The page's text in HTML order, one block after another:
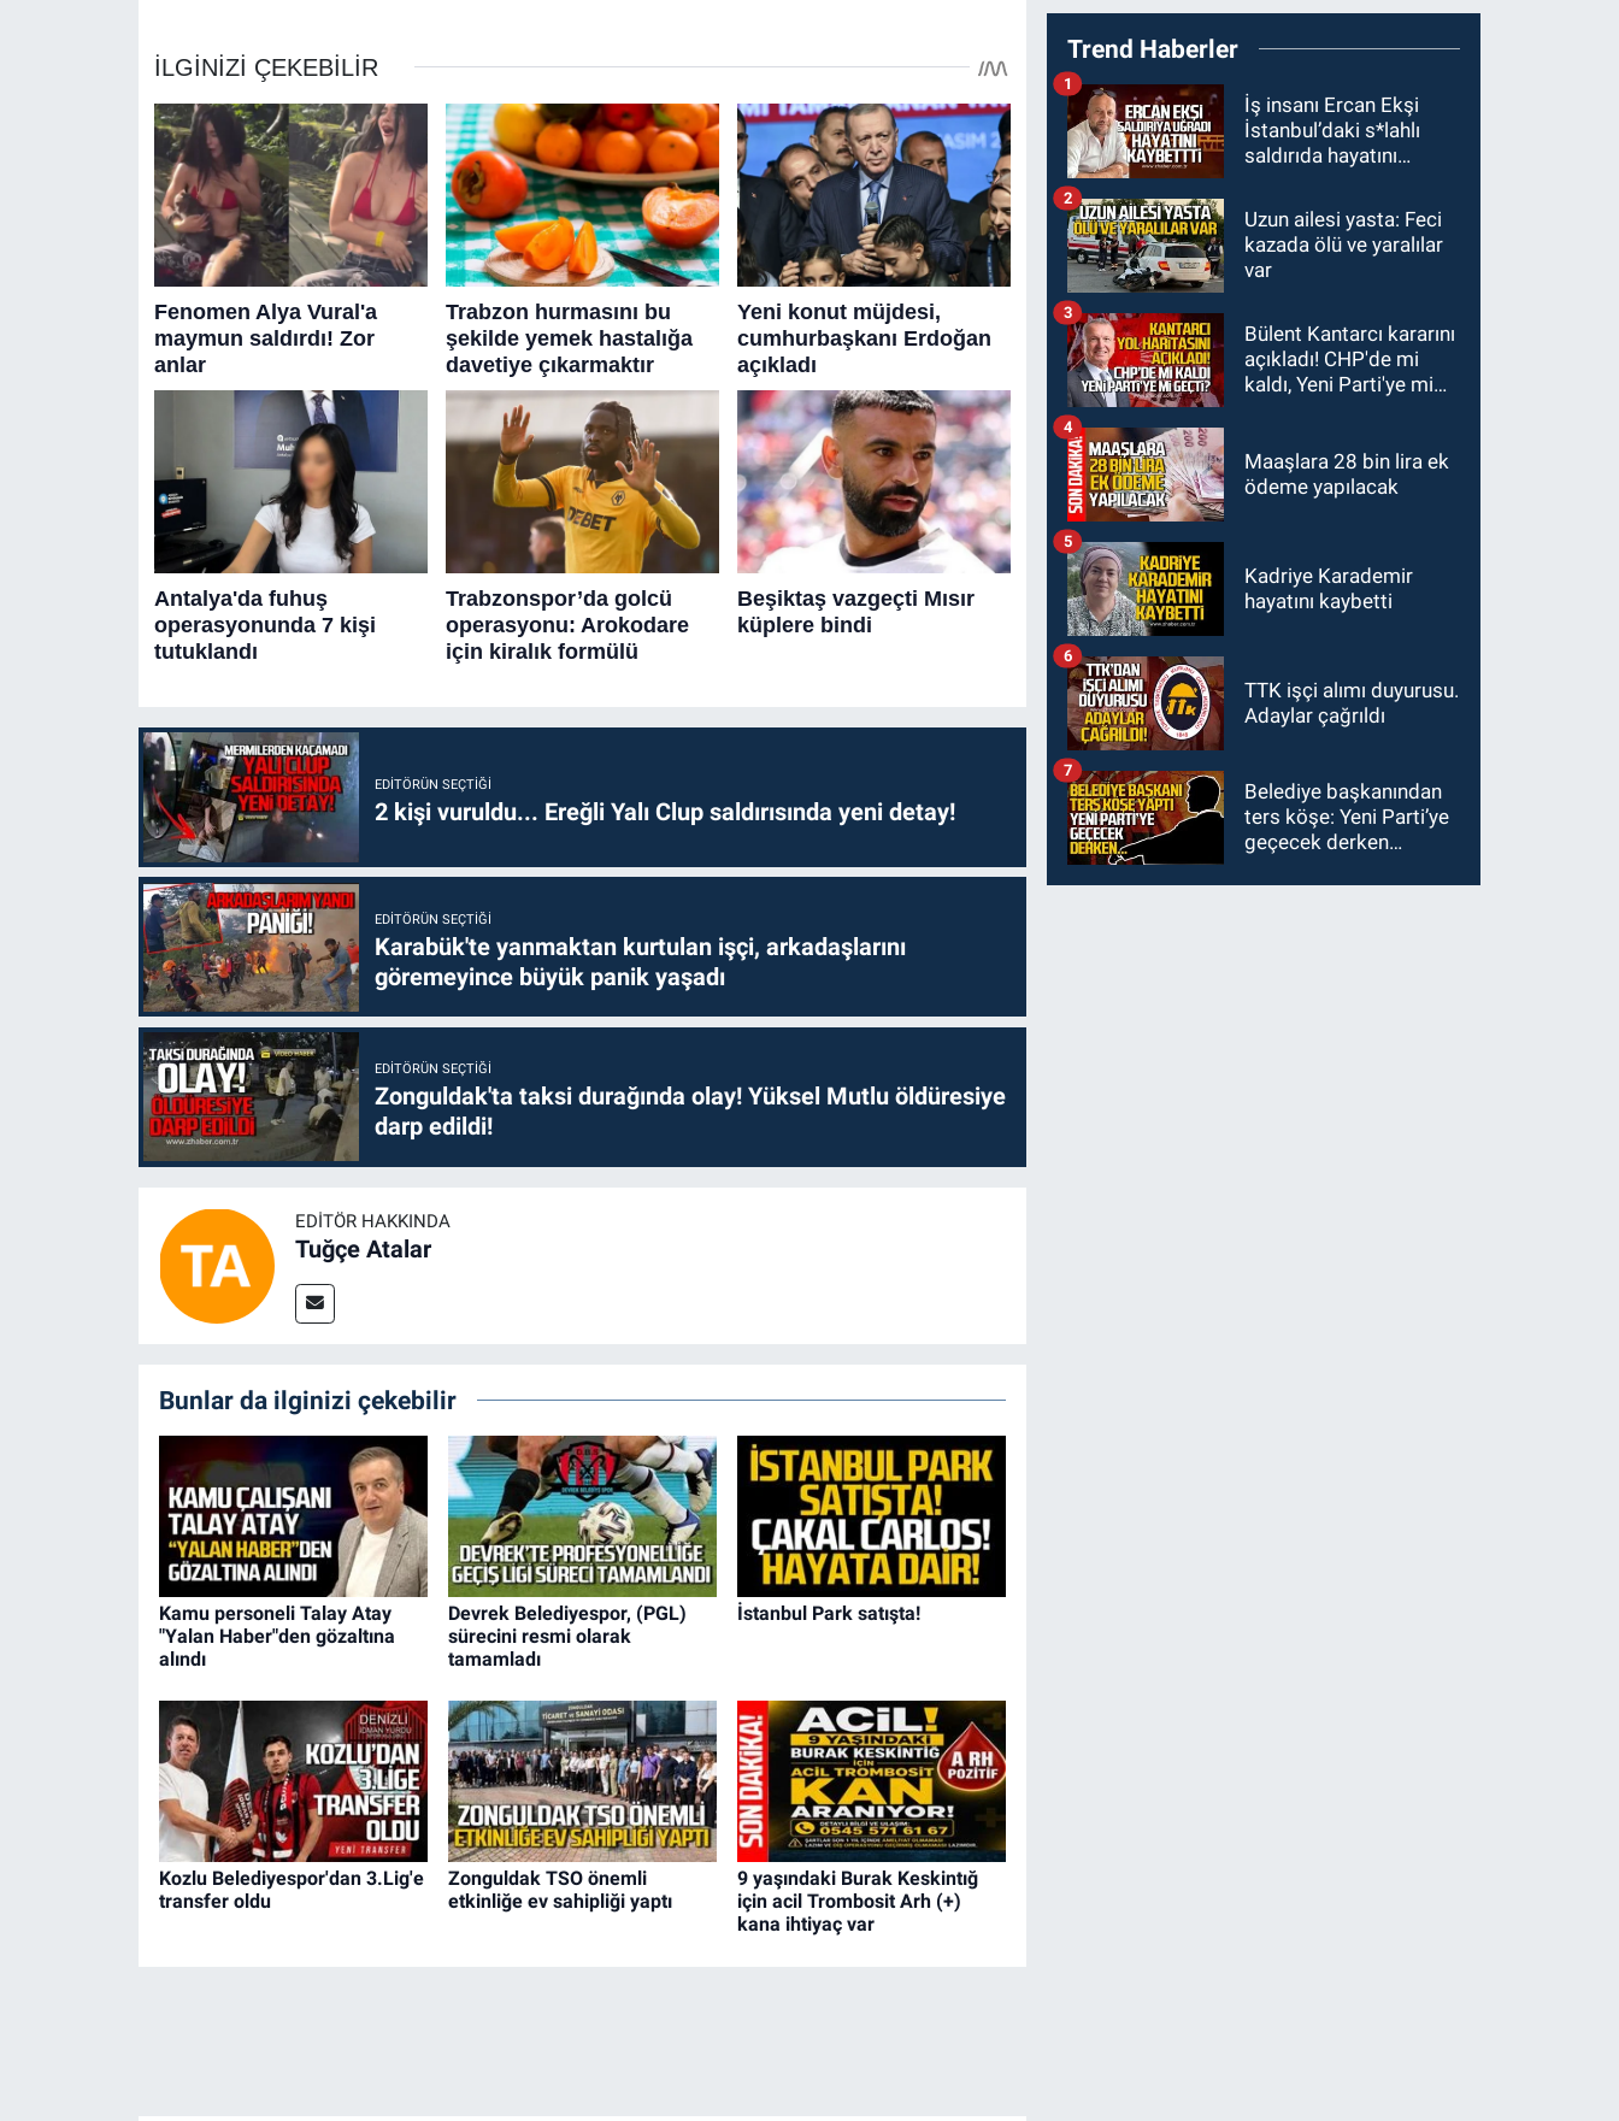
EDITÖRÜN SEÇTIĞI
2 kişi vuruldu... Ereğli Yalı Clup saldırısında yeni detay!
EDITÖRÜN SEÇTIĞI
Karabük'te yanmaktan kurtulan işçi, arkadaşlarını
göremeyince büyük panik yaşadı
EDITÖRÜN SEÇTIĞI
Zonguldak'ta taksi durağında olay! Yüksel Mutlu öldüresiye
darp edildi!
EDITÖR HAKKINDA
Tuğçe Atalar
Bunlar da ilginizi çekebilir
Kamu personeli Talay Atay
"Yalan Haber"den gözaltına
alındı
Devrek Belediyespor, (PGL)
sürecini resmi olarak
tamamladı
İstanbul Park satışta!
Kozlu Belediyespor'dan 3.Lig'e
transfer oldu
Zonguldak TSO önemli
etkinliğe ev sahipliği yaptı
9 yaşındaki Burak Keskintığ
için acil Trombosit Arh (+)
kana ihtiyaç var
21:50Yoldan çıktı karşı
şeride fırladı: Çok
GÜNDEM
21:38Ercüment
Ünal'dan acık haber
dayanamadı
GÜNDEM
21:12Yönetim kulübü
önce borç batağına
görevden kaçtığını
resmen açıkladı
GÜNDEM
20:56Otomobilin
çarptığı yaşlı adam
Trend Haberler
İş insanı Ercan Ekşi
İstanbul’daki s*lahlı
saldırıda hayatını
1
Uzun ailesi yasta: Feci
kazada ölü ve yaralılar
var
2
Bülent Kantarcı kararını
açıkladı! CHP'de mi
kaldı, Yeni Parti'ye mi
3
Maaşlara 28 bin lira ek
ödeme yapılacak
4
Kadriye Karademir
hayatını kaybetti
5
TTK işçi alımı duyurusu.
Adaylar çağrıldı
6
Belediye başkanından
ters köşe: Yeni Parti’ye
geçecek derken…
7